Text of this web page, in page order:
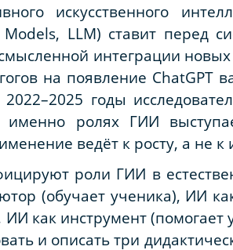
искусственного
LLM) ставит перед
интеграции
на появление ChatGPT
годы
именно ролях ГИИ
ведёт к росту, а не
роли ГИИ в
(обучает ученика), ИИ
ИИ как инструмент (помогает
и описать три